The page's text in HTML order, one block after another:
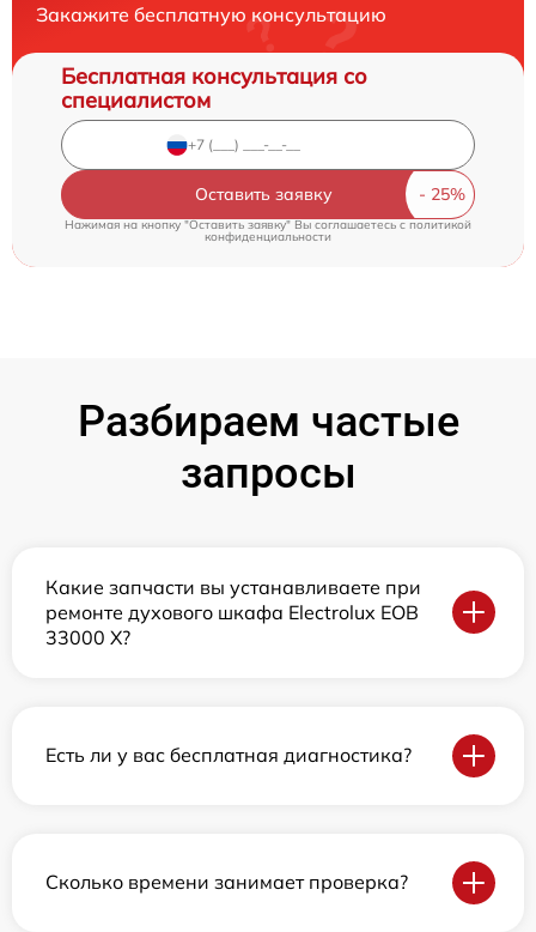
Закажите бесплатную консультацию
Бесплатная консультация со
специалистом
Оставить заявку
Нажимая на кнопку "Оставить заявку" Вы соглашаетесь cполитикой
конфиденциальности
Разбираем частые
запросы
Какие запчасти вы устанавливаете при
ремонте духового шкафа Electrolux EOB
33000 X?
Есть ли у вас бесплатная диагностика?
Сколько времени занимает проверка?